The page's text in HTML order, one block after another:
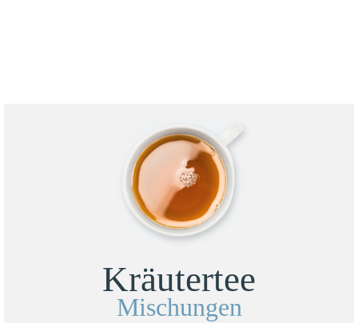
Kräutertee
Mischungen